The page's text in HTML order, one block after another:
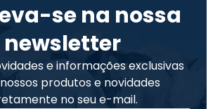
se na nossa
newsletter
e informações exclusivas
produtos e novidades
no seu e-mail.